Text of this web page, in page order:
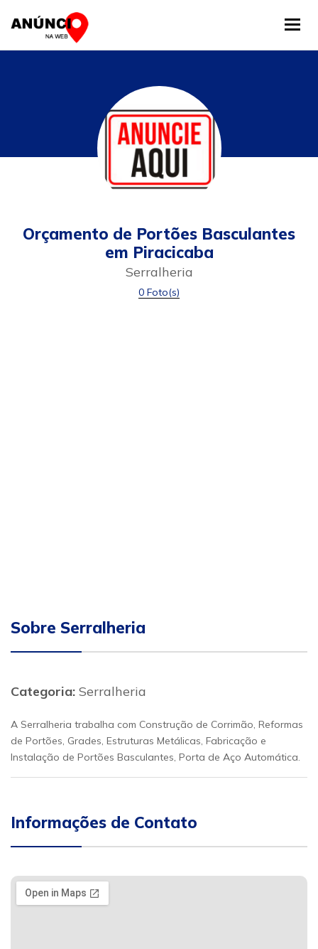
Orçamento de Portões Basculantes
em Piracicaba
Serralheria
0 Foto(s)
Sobre Serralheria
Categoria: Serralheria
A Serralheria trabalha com Construção de Corrimão, Reformas
de Portões, Grades, Estruturas Metálicas, Fabricação e
Instalação de Portões Basculantes, Porta de Aço Automática.
Informações de Contato